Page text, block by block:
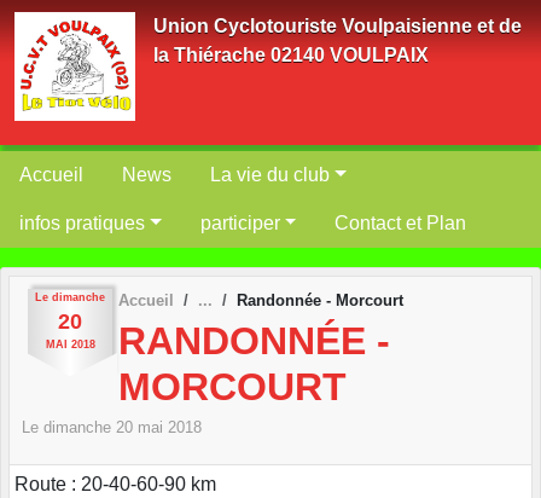
Union Cyclotouriste Voulpaisienne et de
la Thiérache 02140 VOULPAIX
Accueil News La vie du club
infos pratiques participer Contact et Plan
Le dimanche
20
MAI 2018
Accueil Randonnée - Morcourt
RANDONNÉE -
MORCOURT
Le dimanche 20 mai 2018
Route : 20-40-60-90 km
Panneau de gestion des cookies